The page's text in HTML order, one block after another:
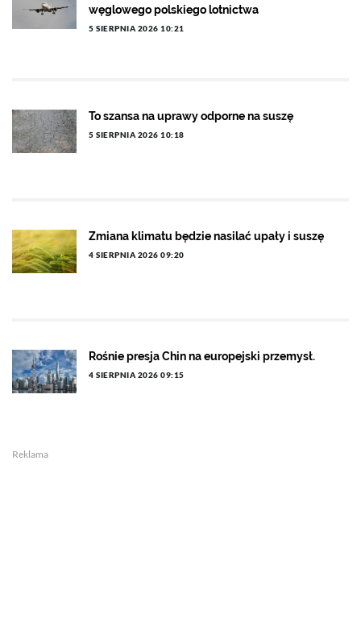
węglowego polskiego lotnictwa
5 SIERPNIA 2026 10:21
To szansa na uprawy odporne na suszę
5 SIERPNIA 2026 10:18
Zmiana klimatu będzie nasilać upały i suszę
4 SIERPNIA 2026 09:20
Rośnie presja Chin na europejski przemysł.
4 SIERPNIA 2026 09:15
Reklama